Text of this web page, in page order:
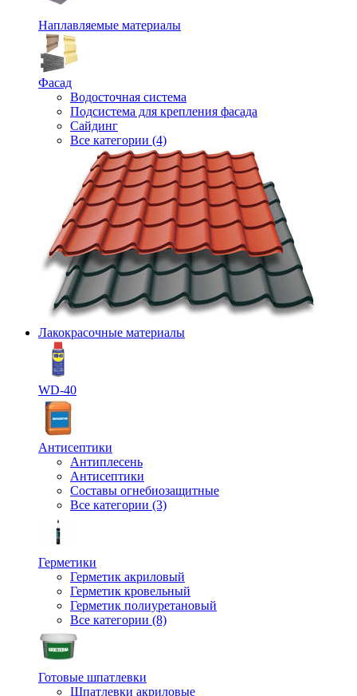
Наплавляемые материалы
Фасад
Водосточная система
Подсистема для крепления фасада
Сайдинг
Все категории (4)
Лакокрасочные материалы
WD-40
Антисептики
Антиплесень
Антисептики
Составы огнебиозащитные
Все категории (3)
Герметики
Герметик акриловый
Герметик кровельный
Герметик полиуретановый
Все категории (8)
Готовые шпатлевки
Шпатлевки акриловые